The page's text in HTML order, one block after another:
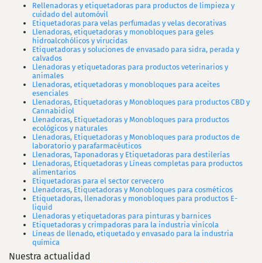
Rellenadoras y etiquetadoras para productos de limpieza y
cuidado del automóvil
Etiquetadoras para velas perfumadas y velas decorativas
Llenadoras, etiquetadoras y monobloques para geles
hidroalcohólicos y virucidas
Etiquetadoras y soluciones de envasado para sidra, perada y
calvados
Llenadoras y etiquetadoras para productos veterinarios y
animales
Llenadoras, etiquetadoras y monobloques para aceites
esenciales
Llenadoras, Etiquetadoras y Monobloques para productos CBD y
Cannabidiol
Llenadoras, Etiquetadoras y Monobloques para productos
ecológicos y naturales
Llenadoras, Etiquetadoras y Monobloques para productos de
laboratorio y parafarmacéuticos
Llenadoras, Taponadoras y Etiquetadoras para destilerías
Llenadoras, Etiquetadoras y Líneas completas para productos
alimentarios
Etiquetadoras para el sector cervecero
Llenadoras, Etiquetadoras y Monobloques para cosméticos
Etiquetadoras, llenadoras y monobloques para productos E-
liquid
Llenadoras y etiquetadoras para pinturas y barnices
Etiquetadoras y crimpadoras para la industria vinícola
Líneas de llenado, etiquetado y envasado para la industria
química
Nuestra actualidad